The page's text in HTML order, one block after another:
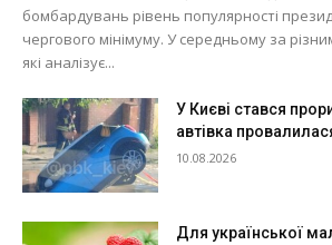
бомбардувань рівень популярності
чергового мінімуму. У середньому за
які аналізує...
У Києві стався
автівка
10.08.2026
Для української